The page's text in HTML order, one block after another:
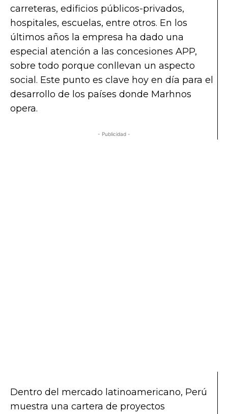
carreteras, edificios públicos-privados,
hospitales, escuelas, entre otros. En los
últimos años la empresa ha dado una
especial atención a las concesiones APP,
sobre todo porque conllevan un aspecto
social. Este punto es clave hoy en día para el
desarrollo de los países donde Marhnos
opera.
- Publicidad -
Dentro del mercado latinoamericano, Perú
muestra una cartera de proyectos